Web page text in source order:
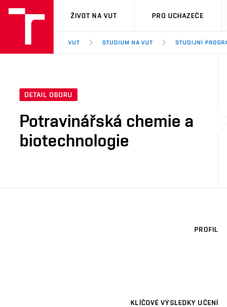
VUT
ŽIVOT NA VUT PRO UCHAZEČE
VUT STUDIUM NA VUT STUDIJNÍ
DETAIL OBORU
Potravinářská chemie a
biotechnologie
PROFIL
KLÍČOVÉ VÝSLEDKY UČENÍ